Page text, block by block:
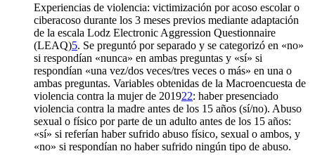
Experiencias de violencia: victimización por acoso escolar o
ciberacoso durante los 3 meses previos mediante adaptación
de la escala Lodz Electronic Aggression Questionnaire
(LEAQ)5. Se preguntó por separado y se categorizó en «no»
si respondían «nunca» en ambas preguntas y «sí» si
respondían «una vez/dos veces/tres veces o más» en una o
ambas preguntas. Variables obtenidas de la Macroencuesta de
violencia contra la mujerde 201922: haber presenciado
violencia contra la madre antes de los 15 años (sí/no). Abuso
sexual o físico por parte de un adulto antes de los 15 años:
«sí» si referían haber sufrido abuso físico, sexual o ambos, y
«no» si respondían no haber sufrido ningún tipo de abuso.